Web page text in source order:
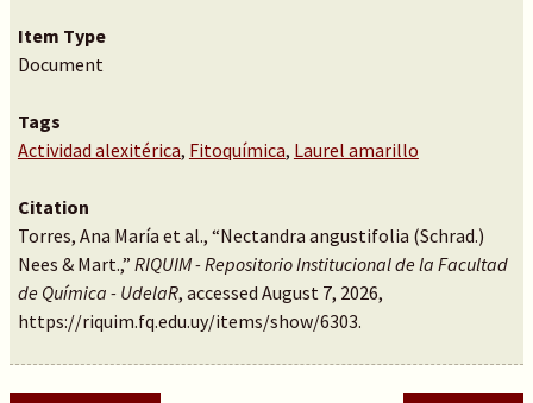
Item Type
Document
Tags
Actividad alexitérica, Fitoquímica, Laurel amarillo
Citation
Torres, Ana María et al., “Nectandra angustifolia (Schrad.)
Nees & Mart.,” RIQUIM - Repositorio Institucional de la Facultad
de Química - UdelaR, accessed August 7, 2026,
https://riquim.fq.edu.uy/items/show/6303.